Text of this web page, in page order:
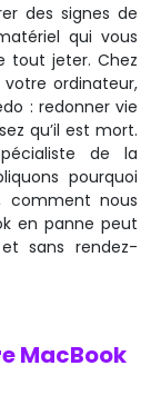
des signes de
qui vous
tout jeter. Chez
ordinateur,
: redonner vie
qu’il est mort.
de la
pourquoi
comment nous
en panne peut
sans rendez-
MacBook